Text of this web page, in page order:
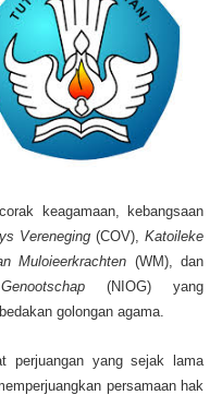
keagamaan, kebangsaan
Vereneging (COV),Katoileke
Muloieerkrachten (WM), dan
(NIOG) yang
golongan agama.
perjuangan yang sejak lama
persamaan hak